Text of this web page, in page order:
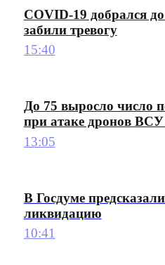
COVID-19 добрался
забили тревогу
15:40
До 75 выросло число
при атаке дронов
13:05
В Госдуме
ликвидацию
10:41